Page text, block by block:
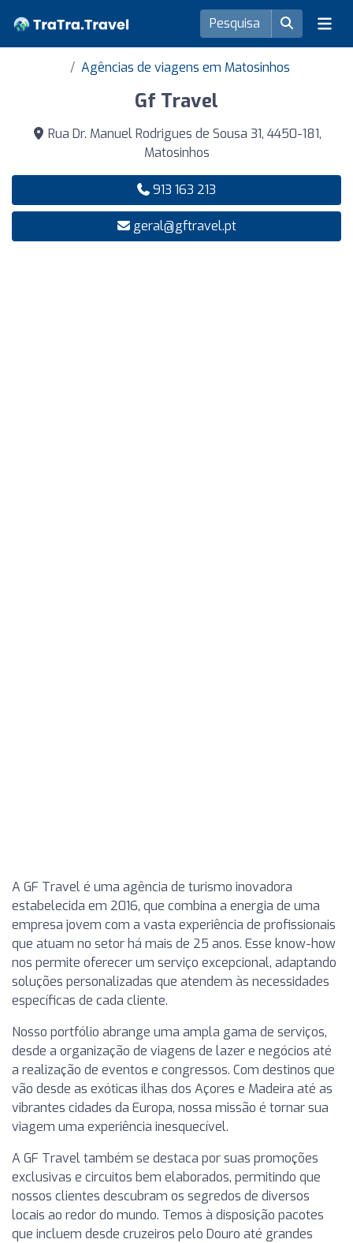
Agências de viagens em Matosinhos
Gf Travel
Rua Dr. Manuel Rodrigues de Sousa 31, 4450-181,
Matosinhos
913 163 213
geral@gftravel.pt
A GF Travel é uma agência de turismo inovadora
estabelecida em 2016, que combina a energia de uma
empresa jovem com a vasta experiência de profissionais
que atuam no setor há mais de 25 anos. Esse know-how
nos permite oferecer um serviço excepcional, adaptando
soluções personalizadas que atendem às necessidades
específicas de cada cliente.
Nosso portfólio abrange uma ampla gama de serviços,
desde a organização de viagens de lazer e negócios até
a realização de eventos e congressos. Com destinos que
vão desde as exóticas ilhas dos Açores e Madeira até as
vibrantes cidades da Europa, nossa missão é tornar sua
viagem uma experiência inesquecível.
A GF Travel também se destaca por suas promoções
exclusivas e circuitos bem elaborados, permitindo que
nossos clientes descubram os segredos de diversos
locais ao redor do mundo. Temos à disposição pacotes
que incluem desde cruzeiros pelo Douro até grandes